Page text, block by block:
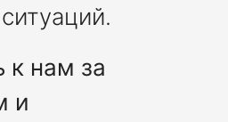
к нам за
и